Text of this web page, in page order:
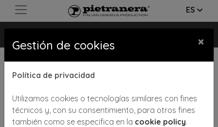
ES
Gestión de cookies ×
Política de privacidad
Utilizamos cookies o tecnologías similares con fines
técnicos y, con su consentimiento, para otros fines
también como se especifica en la cookie policy.